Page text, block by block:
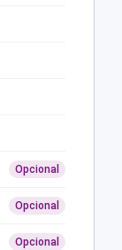
Opcional
Opcional
Opcional